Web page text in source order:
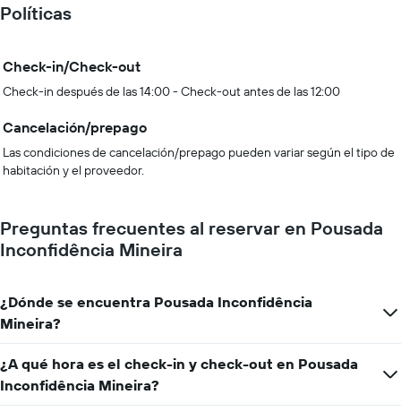
Políticas
Check-in/Check-out
Check-in después de las 14:00 - Check-out antes de las 12:00
Cancelación/prepago
Las condiciones de cancelación/prepago pueden variar según el tipo de
habitación y el proveedor.
Preguntas frecuentes al reservar en Pousada
Inconfidência Mineira
¿Dónde se encuentra Pousada Inconfidência
Mineira?
¿A qué hora es el check-in y check-out en Pousada
Inconfidência Mineira?